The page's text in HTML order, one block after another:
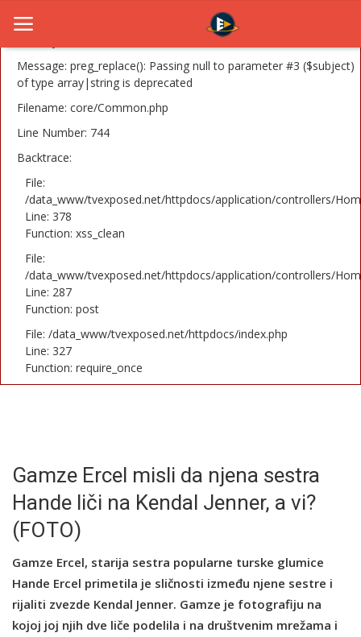
A PHP Error was encountered
Message: preg_replace(): Passing null to parameter #3 ($subject)
of type array|string is deprecated
Filename: core/Common.php
Line Number: 744
Backtrace:
File:
/data_www/tvexposed.net/httpdocs/application/controllers/
Line: 378
Function: xss_clean
File:
/data_www/tvexposed.net/httpdocs/application/controllers/
Line: 287
Function: post
File: /data_www/tvexposed.net/httpdocs/index.php
Line: 327
Function: require_once
Home
TV Serije
Filmovi
Glumci
Contact
Register
Gamze Ercel misli da njena sestra
Hande liči na Kendal Jenner, a vi?
(FOTO)
Gamze Ercel, starija sestra popularne turske glumice
Hande Ercel primetila je sličnosti između njene sestre i
rijaliti zvezde Kendal Jenner. Gamze je fotografiju na
kojoj joj njih dve liče podelila i na društvenim mrežama i